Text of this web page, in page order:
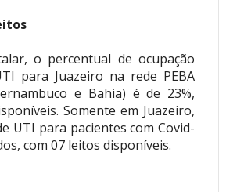
o percentual de ocupação
para Juazeiro na rede PEBA
e Bahia) é de 23%,
Somente em Juazeiro,
UTI para pacientes com Covid-
com 07 leitos disponíveis.